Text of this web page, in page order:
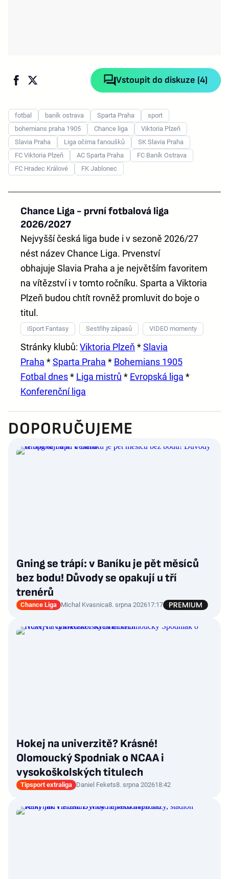
Vstoupit do diskuze (4)
fotbal baník ostrava Sparta Praha
sport
bohemians praha 1905
Chance liga
Viktoria Plzeň
Slavia Praha
Liga očima fanoušků
SK Slavia Praha
FC Viktoria Plzeň
AC Sparta Praha
FC Baník Ostrava
FC Hradec Králové
FK Jablonec
Chance Liga - první fotbalová liga
2026/2027
Nejvyšší česká liga bude i v sezoně 2026/27
nést název Chance Liga. Prvenství
obhajuje Slavia Praha a je největším favoritem
na vítězství i v tomto ročníku. Sparta a Viktoria
Plzeň budou chtít rovněž promluvit do boje o
titul.
iSport Fantasy Sestřihy zápasů VIDEO momenty
Stránky klubů: Viktoria Plzeň *Slavia
Praha *Sparta Praha * Bohemians 1905
Fotbal dnes* Liga mistrů * Evropská liga *
Konferenční liga
DOPORUČUJEME
Gning se trápí: v Baníku je pět měsíců
bez bodu! Důvody se opakují u tří
trenérů
Chance Liga Michal Kvasnica8. srpna 202617:17
Hokej na univerzitě? Krásné!
Olomoucký Spodniak o NCAA i
vysokoškolských titulech
Tipsport extraliga Daniel Fekets8. srpna 202618:42